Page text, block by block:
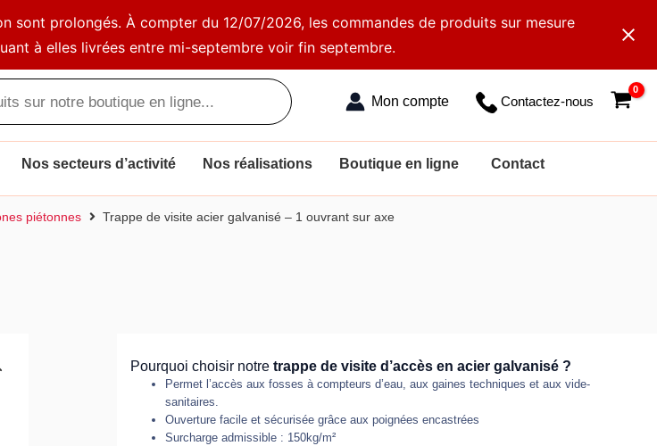
prolongés. À compter du 12/07/2026, les commandes de produits sur mesure
à elles livrées entre mi-septembre voir fin septembre.
Contactez-nous
Nos secteurs d’activité Nos réalisations Boutique en ligne Contact
piétonnes Trappe de visite acier galvanisé – 1 ouvrant sur axe
Pourquoi choisir notretrappe de visite d’accès en acier galvanisé ?
Permet l’accès aux fosses à compteurs d’eau, aux gaines techniques et aux vide-
sanitaires.
Ouverture facile et sécurisée grâce aux poignées encastrées
Surcharge admissible : 150kg/m²